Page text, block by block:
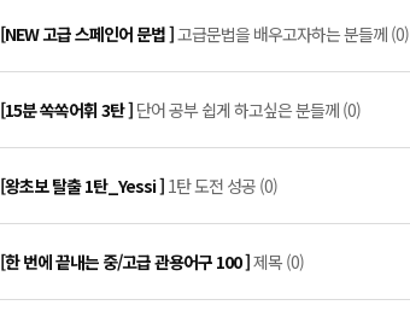
[NEW 고급 스페인어 문법 ]고급문법을 배우고자하는 분들께 (0)
[15분 쏙쏙어휘 3탄 ] 단어 공부 쉽게 하고싶은 분들께 (0)
[왕초보 탈출 1탄_Yessi ] 1탄 도전 성공 (0)
[한 번에 끝내는 중/고급 관용어구 100 ]제목 (0)